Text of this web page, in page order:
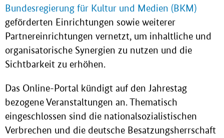
Bundesregierung für Kultur und Medien (BKM)
geförderten Einrichtungen sowie weiterer
Partnereinrichtungen vernetzt, um inhaltliche und
organisatorische Synergien zu nutzen und die
Sichtbarkeit zu erhöhen.
Das Online-Portal kündigt auf den Jahrestag
bezogene Veranstaltungen an. Thematisch
eingeschlossen sind die nationalsozialistischen
Verbrechen und die deutsche Besatzungsherrschaft